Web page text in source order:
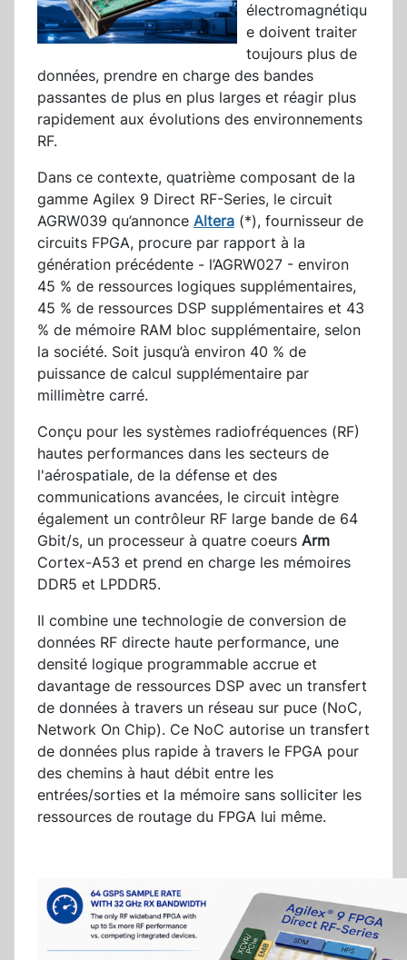
électromagnétiqu
e doivent traiter
toujours plus de
données, prendre en charge des bandes
passantes de plus en plus larges et réagir plus
rapidement aux évolutions des environnements
RF.
Dans ce contexte, quatrième composant de la
gamme Agilex 9 Direct RF-Series, le circuit
AGRW039 qu’annonce Altera (*), fournisseur de
circuits FPGA, procure par rapport à la
génération précédente - l’AGRW027 - environ
45 % de ressources logiques supplémentaires,
45 % de ressources DSP supplémentaires et 43
% de mémoire RAM bloc supplémentaire, selon
la société. Soit jusqu’à environ 40 % de
puissance de calcul supplémentaire par
millimètre carré.
Conçu pour les systèmes radiofréquences (RF)
hautes performances dans les secteurs de
l'aérospatiale, de la défense et des
communications avancées, le circuit intègre
également un contrôleur RF large bande de 64
Gbit/s, un processeur à quatre coeurs Arm
Cortex-A53 et prend en charge les mémoires
DDR5 et LPDDR5.
Il combine une technologie de conversion de
données RF directe haute performance, une
densité logique programmable accrue et
davantage de ressources DSP avec un transfert
de données à travers un réseau sur puce (NoC,
Network On Chip). Ce NoC autorise un transfert
de données plus rapide à travers le FPGA pour
des chemins à haut débit entre les
entrées/sorties et la mémoire sans solliciter les
ressources de routage du FPGA lui même.